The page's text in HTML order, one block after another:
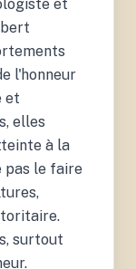
et
l'honneur
et
elles
à la
pas le faire
surtout